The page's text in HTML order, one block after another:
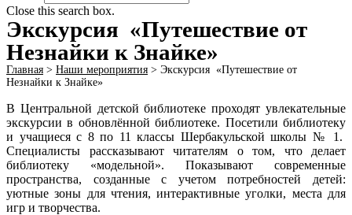
Close this search box.
Экскурсия «Путешествие от
Незнайки к Знайке»
Главная > Наши мероприятия > Экскурсия «Путешествие от
Незнайки к Знайке»
В Центральной детской библиотеке проходят увлекательные
экскурсии в обновлённой библиотеке. Посетили библиотеку
и учащиеся с 8 по 11 классы Шербакульской школы № 1.
Специалисты рассказывают читателям о том, что делает
библиотеку «модельной». Показывают современные
пространства, созданные с учетом потребностей детей:
уютные зоны для чтения, интерактивные уголки, места для
игр и творчества.